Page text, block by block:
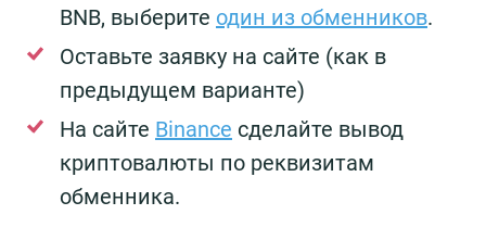
BNB, выберите один из обменников.
Оставьте заявку на сайте (как в
предыдущем варианте)
На сайте Binance сделайте вывод
криптовалюты по реквизитам
обменника.